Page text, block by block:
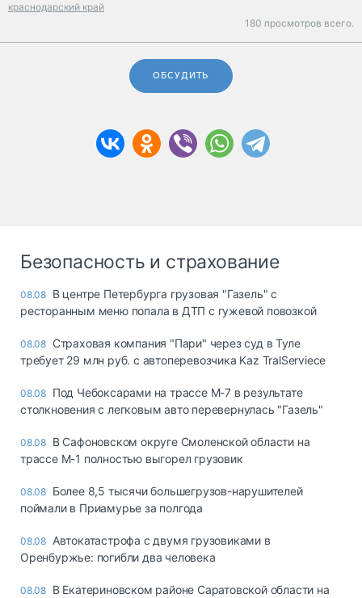
краснодарский край
180 просмотров всего.
ОБСУДИТЬ
Безопасность и страхование
08.08 В центре Петербурга грузовая "Газель" с
ресторанным меню попала в ДТП с гужевой повозкой
08.08 Страховая компания "Пари" через суд в Туле
требует 29 млн руб. с автоперевозчика Kaz TralServiece
08.08 Под Чебоксарами на трассе М-7 в результате
столкновения с легковым авто перевернулась "Газель"
08.08 В Сафоновском округе Смоленской области на
трассе М-1 полностью выгорел грузовик
08.08 Более 8,5 тысячи большегрузов-нарушителей
поймали в Приамурье за полгода
08.08 Автокатастрофа с двумя грузовиками в
Оренбуржье: погибли два человека
08.08 В Екатериновском районе Саратовской области на